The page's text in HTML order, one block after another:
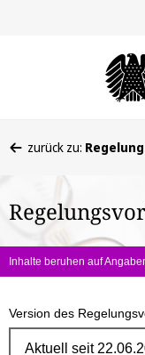
befinden
hier:
zurück zu:
Inhalte beruhen auf
Version des